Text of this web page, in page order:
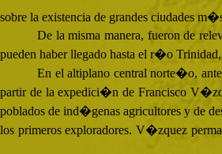
sobre la existencia de grandes ciudades
De la misma manera, fueron de
pueden haber llegado hasta el r�o
En el altiplano central norte�o,
partir de la expedici�n de Francisco
poblados de ind�genas agricultores y de
los primeros exploradores. V�zquez